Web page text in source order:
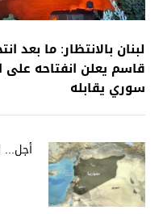
لبنان بالانتظار: ما بعد
قاسم يعلن انفتاحه
سوري يقابله
أجل...